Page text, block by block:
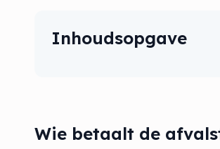
Inhoudsopgave
Wie betaalt de